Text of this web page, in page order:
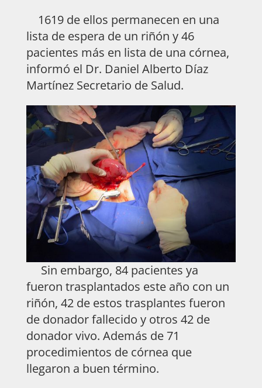
1619 de ellos permanecen en una
lista de espera de un riñón y 46
pacientes más en lista de una córnea,
informó el Dr. Daniel Alberto Díaz
Martínez Secretario de Salud.
Sin embargo, 84 pacientes ya
fueron trasplantados este año con un
riñón, 42 de estos trasplantes fueron
de donador fallecido y otros 42 de
donador vivo. Además de 71
procedimientos de córnea que
llegaron a buen término.